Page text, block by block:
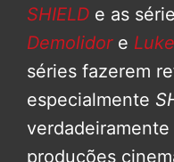
SHIELD e as
Demolidor e
séries fazerem
especialmente
produções